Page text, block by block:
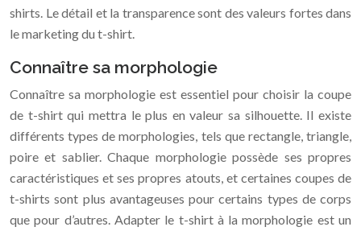
shirts. Le détail et la transparence sont des valeurs fortes dans
le marketing du t-shirt.
Connaître sa morphologie
Connaître sa morphologie est essentiel pour choisir la coupe
de t-shirt qui mettra le plus en valeur sa silhouette. Il existe
différents types de morphologies, tels que rectangle, triangle,
poire et sablier. Chaque morphologie possède ses propres
caractéristiques et ses propres atouts, et certaines coupes de
t-shirts sont plus avantageuses pour certains types de corps
que pour d’autres. Adapter le t-shirt à la morphologie est un